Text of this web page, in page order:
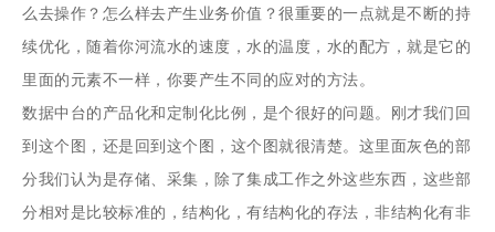
么去操作？怎么样去产生业务价值？很重要的一点就是不断的持
续优化，随着你河流水的速度，水的温度，水的配方，就是它的
里面的元素不一样，你要产生不同的应对的方法。
数据中台的产品化和定制化比例，是个很好的问题。刚才我们回
到这个图，还是回到这个图，这个图就很清楚。这里面灰色的部
分我们认为是存储、采集，除了集成工作之外这些东西，这些部
分相对是比较标准的，结构化，有结构化的存法，非结构化有非